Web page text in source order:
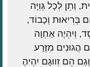
וְתֵן לְכָל גְּוִיָּה
בְּרִיאוּת וְכָבוֹד,
וְיִהְיֶה אַחְוָה
הֲגוּנִים מִזֶּרַע
הֵם זִווּגָם יִהְיהֶ